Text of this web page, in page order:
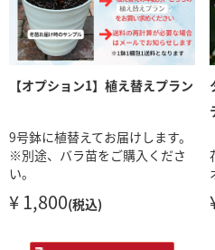
【オプション1】植え替えプラン
9号鉢に植替えてお届けします。
※別途、バラ苗をご購入くださ
い。
¥ 1,800(税込)